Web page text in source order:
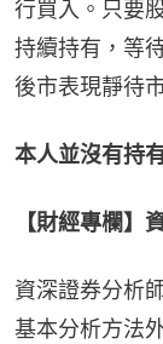
行買入。只要
持續持有，等
後市表現靜待
本人並沒有持
【財經專欄】
資深證券分析
基本分析方法